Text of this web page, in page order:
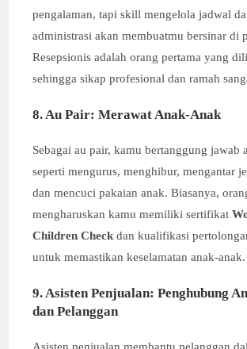
pengalaman, tapi skill mengelola jadwal
administrasi akan membuatmu bersinar di
Resepsionis adalah orang pertama yang
sehingga sikap profesional dan ramah
8. Au Pair: Merawat Anak-Anak
Sebagai au pair, kamu bertanggung jawab
seperti mengurus, menghibur, mengantar
dan mencuci pakaian anak. Biasanya,
mengharuskan kamu memiliki sertifikat
Children Check dan kualifikasi
untuk memastikan keselamatan anak-anak.
9. Asisten Penjualan: Penghubung
dan Pelanggan